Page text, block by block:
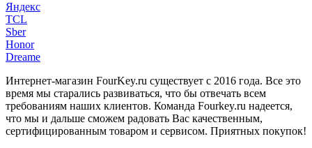
Яндекс
TCL
Sber
Honor
Dreame
Интернет-магазин FourKey.ru существует с 2016 года. Все это
время мы старались развиваться, что бы отвечать всем
требованиям наших клиентов. Команда Fourkey.ru надеется,
что мы и дальше сможем радовать Вас качественным,
сертифицированным товаром и сервисом. Приятных покупок!